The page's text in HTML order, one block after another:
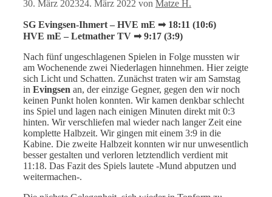
30. März 202324. März 2022 von Matze H.
SG Evingsen-Ihmert – HVE mE ➟ 18:11 (10:6)
HVE mE – Letmather TV ➟ 9:17 (3:9)
Nach fünf ungeschlagenen Spielen in Folge mussten wir
am Wochenende zwei Niederlagen hinnehmen. Hier zeigte
sich Licht und Schatten. Zunächst traten wir am Samstag
in Evingsen an, der einzige Gegner, gegen den wir noch
keinen Punkt holen konnten. Wir kamen denkbar schlecht
ins Spiel und lagen nach einigen Minuten direkt mit 0:3
hinten. Wir verschliefen mal wieder nach langer Zeit eine
komplette Halbzeit. Wir gingen mit einem 3:9 in die
Kabine. Die zweite Halbzeit konnten wir nur unwesentlich
besser gestalten und verloren letztendlich verdient mit
11:18. Das Fazit des Spiels lautete -Mund abputzen und
weitermachen-.